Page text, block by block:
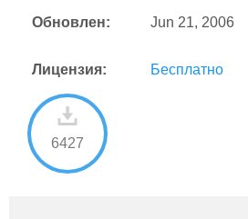
Обновлен: Jun 21, 2006
Лицензия: Бесплатно
6427